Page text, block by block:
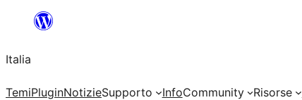
contenuto
Italia
TemiPluginNotizieSupporto InfoCommunity Risorse